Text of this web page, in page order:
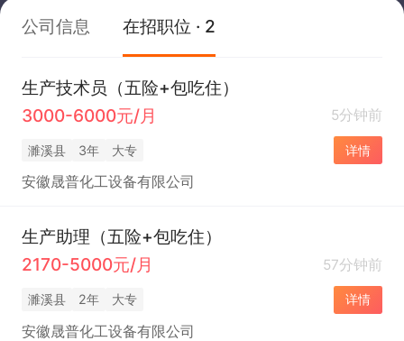
公司信息 在招职位 · 2
生产技术员（五险+包吃住）
3000-6000元/月
5分钟前
濉溪县 3年 大专 详情
安徽晟普化工设备有限公司
生产助理（五险+包吃住）
2170-5000元/月
57分钟前
濉溪县 2年 大专 详情
安徽晟普化工设备有限公司